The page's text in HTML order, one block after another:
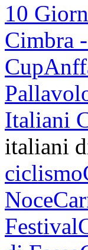
10
Cimbra
Cup
Italiani
italiani
ciclismo
Noce
Festival